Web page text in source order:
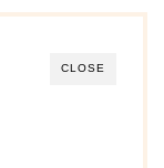
CLOSE